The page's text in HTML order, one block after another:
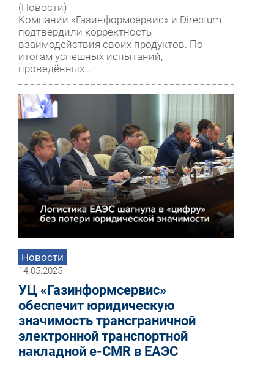
(Новости)
Компании «Газинформсервис» и Directum
подтвердили корректность
взаимодействия своих продуктов. По
итогам успешных испытаний,
проведённых...
Новости
14.05.2025
УЦ «Газинформсервис»
обеспечит юридическую
значимость трансграничной
электронной транспортной
накладной e-CMR в ЕАЭС